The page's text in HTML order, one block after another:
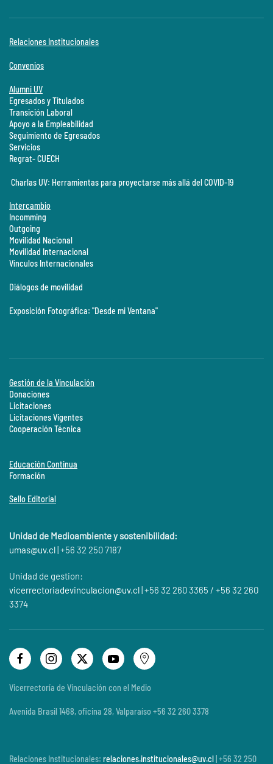
Relaciones Institucionales
Convenios
Alumni UV
Egresados y Titulados
Transición Laboral
Apoyo a la Empleabilidad
Seguimiento de Egresados
Servicios
Regrat- CUECH
Charlas UV: Herramientas para proyectarse más allá del COVID-19
Intercambio
Incomming
Outgoing
Movilidad Nacional
Movilidad Internacional
Vínculos Internacionales
Diálogos de movilidad
Exposición Fotográfica: "Desde mi Ventana"
Gestión de la Vinculación
Donaciones
Licitaciones
Licitaciones Vigentes
Cooperación Técnica
Educación Continua
Formación
Sello Editorial
Unidad de Medioambiente y sostenibilidad:
umas@uv.cl| +56 32 250 7187
Unidad de gestion:
vicerrectoriadevinculacion@uv.cl| +56 32 260 3365 / +56 32 260
3374
Vicerrectoría de Vinculación con el Medio
Avenida Brasil 1468, oficina 28, Valparaíso +56 32 260 3378
Relaciones Institucionales: relaciones.institucionales@uv.cl | +56 32 250